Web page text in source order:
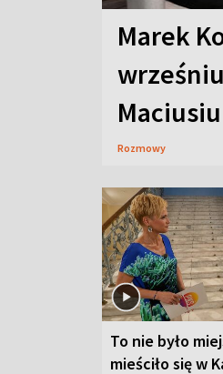
Marek
Rozmowy
To nie było
mieściło się w